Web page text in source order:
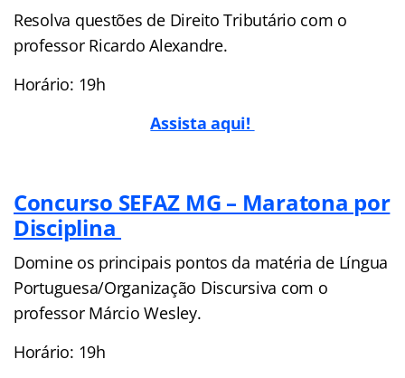
Resolva questões de Direito Tributário com o
professor Ricardo Alexandre.
Horário: 19h
Assista aqui!
Concurso SEFAZ MG – Maratona por
Disciplina
Domine os principais pontos da matéria de Língua
Portuguesa/Organização Discursiva com o
professor Márcio Wesley.
Horário: 19h